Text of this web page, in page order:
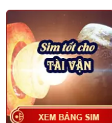
Đuôi số
Các số giữa
Thế số: Sự liên
Các yếu tố
đến chủ mệnh:
số đẹp nhưng
Các yếu tố thị